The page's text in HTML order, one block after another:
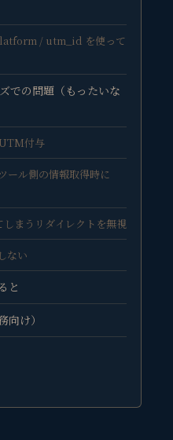
/ utm_id を使って
での問題（もったいな
付与
ール側の情報取得時に
まうリダイレクトを無視
ない
と
向け）